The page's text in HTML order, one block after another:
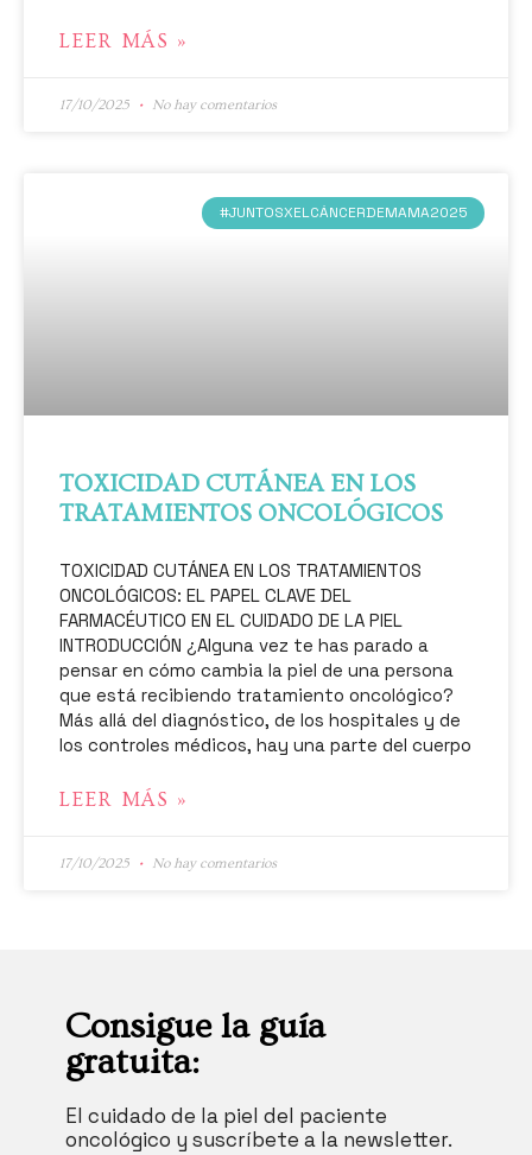
LEER MÁS »
17/10/2025 No hay comentarios
#JUNTOSXELCÁNCERDEMAMA2025
TOXICIDAD CUTÁNEA EN LOS
TRATAMIENTOS ONCOLÓGICOS
TOXICIDAD CUTÁNEA EN LOS TRATAMIENTOS
ONCOLÓGICOS: EL PAPEL CLAVE DEL
FARMACÉUTICO EN EL CUIDADO DE LA PIEL
INTRODUCCIÓN ¿Alguna vez te has parado a
pensar en cómo cambia la piel de una persona
que está recibiendo tratamiento oncológico?
Más allá del diagnóstico, de los hospitales y de
los controles médicos, hay una parte del cuerpo
LEER MÁS »
17/10/2025 No hay comentarios
Consigue la guía
gratuita:
El cuidado de la piel del paciente
oncológico y suscríbete a la newsletter.